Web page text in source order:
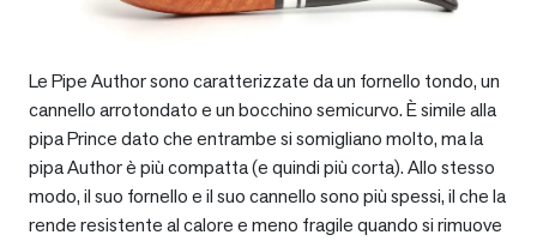
Le Pipe Author sono caratterizzate da un fornello tondo, un
cannello arrotondato e un bocchino semicurvo. È simile alla
pipa Prince dato che entrambe si somigliano molto, ma la
pipa Author è più compatta (e quindi più corta). Allo stesso
modo, il suo fornello e il suo cannello sono più spessi, il che la
rende resistente al calore e meno fragile quando si rimuove